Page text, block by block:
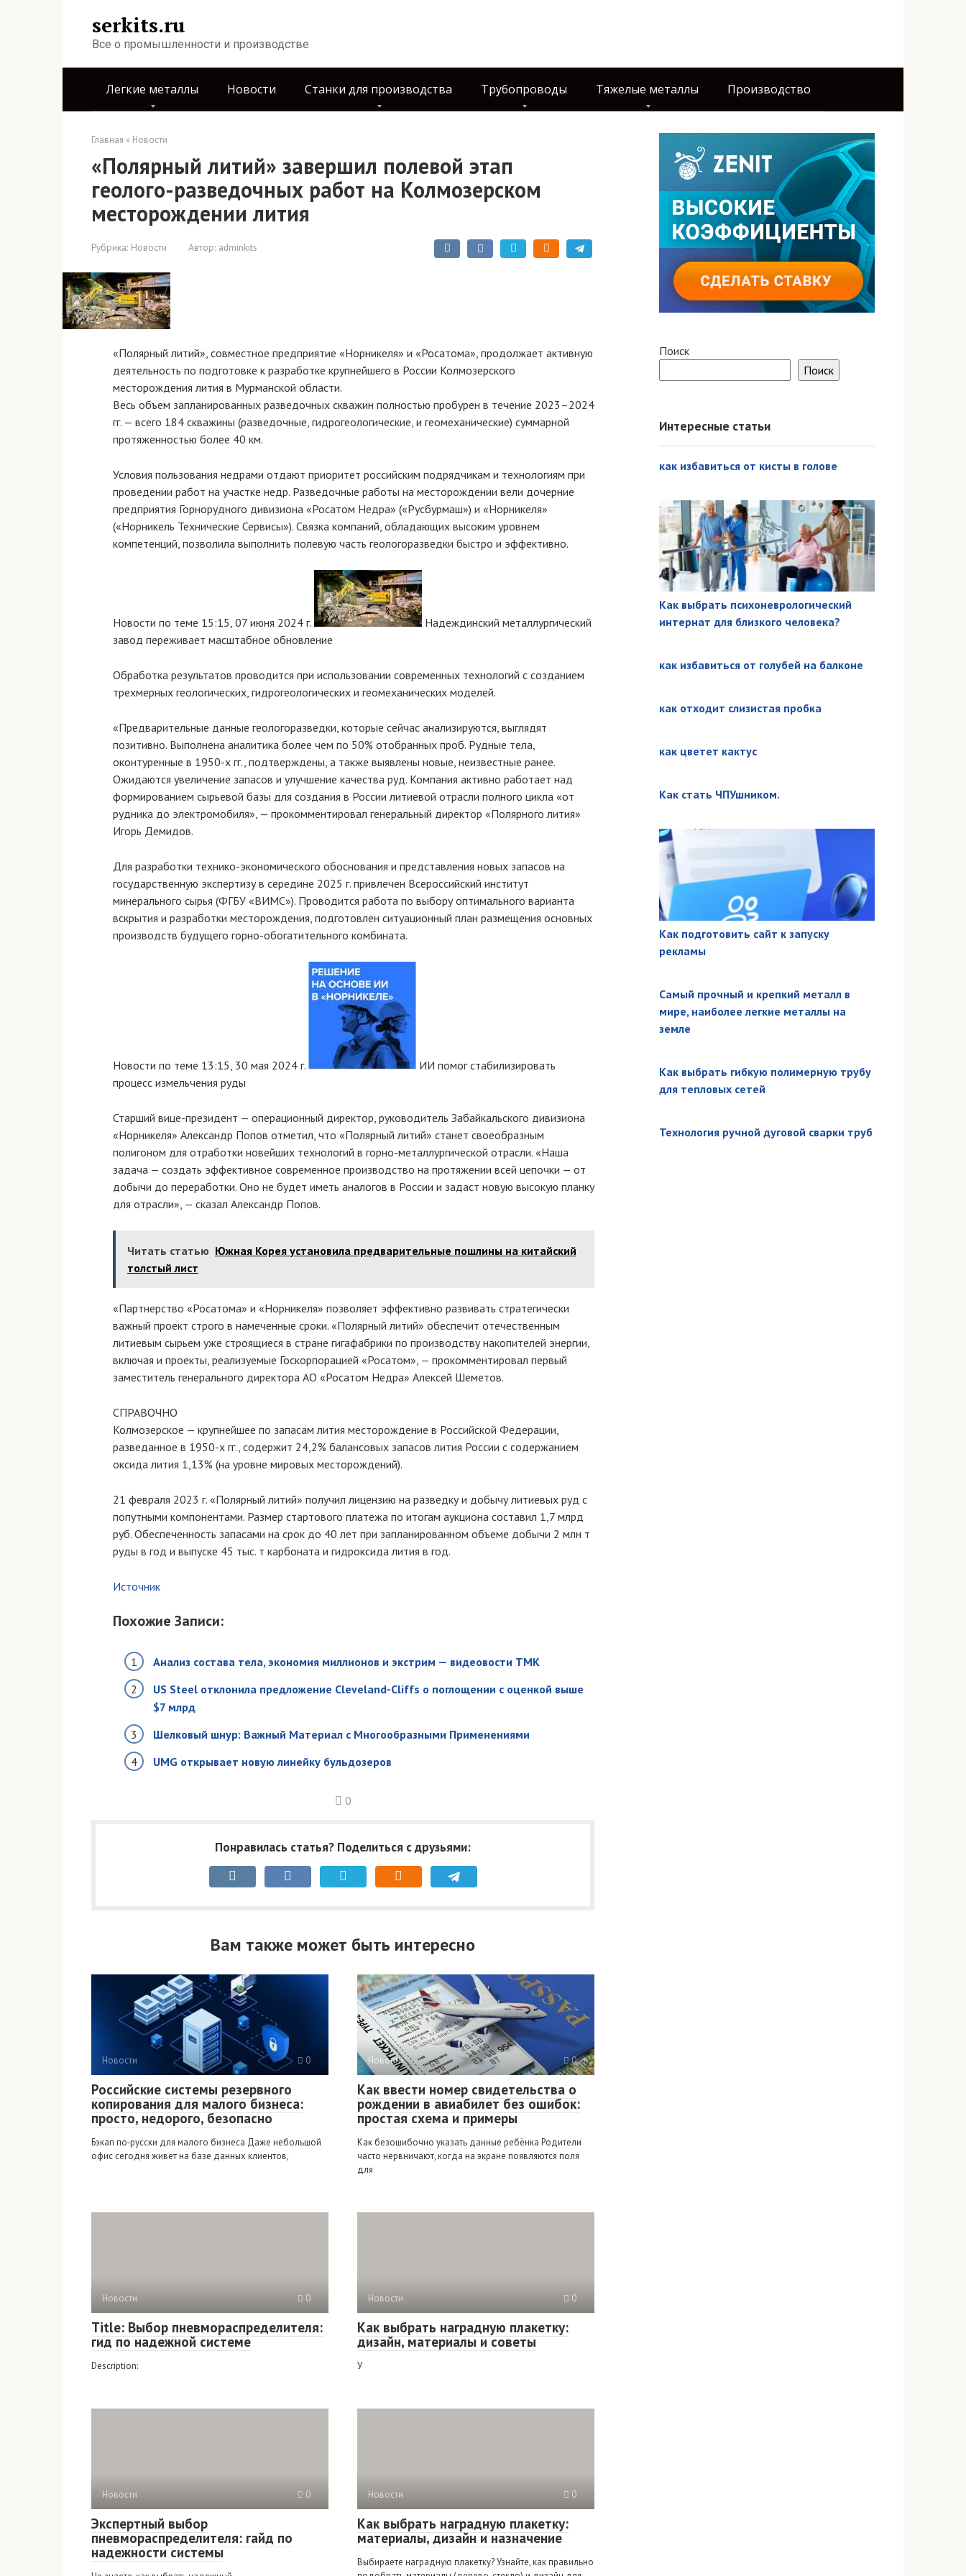
serkits.ru
Все о промышленности и производстве
Легкие металлы Новости Станки для производства Трубопроводы Тяжелые металлы Производство
Главная » Новости
«Полярный литий» завершил полевой этап
геолого-разведочных работ на Колмозерском
месторождении лития
Рубрика: Новости Автор: adminkits
«Полярный литий», совместное предприятие «Норникеля» и «Росатома», продолжает активную
деятельность по подготовке к разработке крупнейшего в России Колмозерского
месторождения лития в Мурманской области.
Весь объем запланированных разведочных скважин полностью пробурен в течение 2023–2024
гг. — всего 184 скважины (разведочные, гидрогеологические, и геомеханические) суммарной
протяженностью более 40 км.
Условия пользования недрами отдают приоритет российским подрядчикам и технологиям при
проведении работ на участке недр. Разведочные работы на месторождении вели дочерние
предприятия Горнорудного дивизиона «Росатом Недра» («Русбурмаш») и «Норникеля»
(«Норникель Технические Сервисы»). Связка компаний, обладающих высоким уровнем
компетенций, позволила выполнить полевую часть геологоразведки быстро и эффективно.
Новости по теме 15:15, 07 июня 2024 г.
Надеждинский металлургический
завод переживает масштабное обновление
Обработка результатов проводится при использовании современных технологий с созданием
трехмерных геологических, гидрогеологических и геомеханических моделей.
«Предварительные данные геологоразведки, которые сейчас анализируются, выглядят
позитивно. Выполнена аналитика более чем по 50% отобранных проб. Рудные тела,
оконтуренные в 1950-х гг., подтверждены, а также выявлены новые, неизвестные ранее.
Ожидаются увеличение запасов и улучшение качества руд. Компания активно работает над
формированием сырьевой базы для создания в России литиевой отрасли полного цикла «от
рудника до электромобиля», — прокомментировал генеральный директор «Полярного лития»
Игорь Демидов.
Для разработки технико-экономического обоснования и представления новых запасов на
государственную экспертизу в середине 2025 г. привлечен Всероссийский институт
минерального сырья (ФГБУ «ВИМС»). Проводится работа по выбору оптимального варианта
вскрытия и разработки месторождения, подготовлен ситуационный план размещения основных
производств будущего горно-обогатительного комбината.
Новости по теме 13:15, 30 мая 2024 г.
ИИ помог стабилизировать
процесс измельчения руды
Старший вице-президент — операционный директор, руководитель Забайкальского дивизиона
«Норникеля» Александр Попов отметил, что «Полярный литий» станет своеобразным
полигоном для отработки новейших технологий в горно-металлургической отрасли. «Наша
задача — создать эффективное современное производство на протяжении всей цепочки — от
добычи до переработки. Оно не будет иметь аналогов в России и задаст новую высокую планку
для отрасли», — сказал Александр Попов.
Читать статью Южная Корея установила предварительные пошлины на китайский
толстый лист
«Партнерство «Росатома» и «Норникеля» позволяет эффективно развивать стратегически
важный проект строго в намеченные сроки. «Полярный литий» обеспечит отечественным
литиевым сырьем уже строящиеся в стране гигафабрики по производству накопителей энергии,
включая и проекты, реализуемые Госкорпорацией «Росатом», — прокомментировал первый
заместитель генерального директора АО «Росатом Недра» Алексей Шеметов.
СПРАВОЧНО
Колмозерское — крупнейшее по запасам лития месторождение в Российской Федерации,
разведанное в 1950-х гг., содержит 24,2% балансовых запасов лития России с содержанием
оксида лития 1,13% (на уровне мировых месторождений).
21 февраля 2023 г. «Полярный литий» получил лицензию на разведку и добычу литиевых руд с
попутными компонентами. Размер стартового платежа по итогам аукциона составил 1,7 млрд
руб. Обеспеченность запасами на срок до 40 лет при запланированном объеме добычи 2 млн т
руды в год и выпуске 45 тыс. т карбоната и гидроксида лития в год.
Источник
Похожие Записи:
Анализ состава тела, экономия миллионов и экстрим — видеовости ТМК
US Steel отклонила предложение Cleveland-Cliffs о поглощении с оценкой выше
$7 млрд
Шелковый шнур: Важный Материал с Многообразными Применениями
UMG открывает новую линейку бульдозеров
0
Понравилась статья? Поделиться с друзьями:
Вам также может быть интересно
Новости 0
Российские системы резервного
копирования для малого бизнеса:
просто, недорого, безопасно
Бэкап по‑русски для малого бизнеса Даже небольшой
офис сегодня живет на базе данных клиентов,
Новости 0
Как ввести номер свидетельства о
рождении в авиабилет без ошибок:
простая схема и примеры
Как безошибочно указать данные ребёнка Родители
часто нервничают, когда на экране появляются поля
для
Новости 0
Title: Выбор пневмораспределителя:
гид по надежной системе
Description:
Новости 0
Как выбрать наградную плакетку:
дизайн, материалы и советы
У
Новости 0
Экспертный выбор
пневмораспределителя: гайд по
надежности системы
Новости 0
Как выбрать наградную плакетку:
материалы, дизайн и назначение
Выбираете наградную плакетку? Узнайте, как правильно
Поиск
Поиск
Интересные статьи
как избавиться от кисты в голове
Как выбрать психоневрологический
интернат для близкого человека?
как избавиться от голубей на балконе
как отходит слизистая пробка
как цветет кактус
Как стать ЧПУшником. ⁠⁠
Как подготовить сайт к запуску
рекламы
Самый прочный и крепкий металл в
мире, наиболее легкие металлы на
земле
Как выбрать гибкую полимерную трубу
для тепловых сетей
Технология ручной дуговой сварки труб